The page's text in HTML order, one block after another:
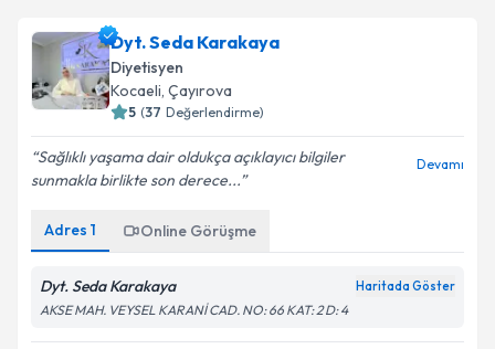
takvim hazırlandığında e-posta ile bilgilendireceğiz.
E-posta Adresiniz
kapsamda işlenmesini kabul ediyorum.
Takvim Talebini Gönder
Dyt. Seda Karakaya
Diyetisyen
Kocaeli, Çayırova
5 (37 Değerlendirme)
Sağlıklı yaşama dair oldukça açıklayıcı bilgiler
sunmakla birlikte son derece...
Devamı
Adres 1 Online Görüşme
Dyt. Seda Karakaya Haritada Göster
AKSE MAH. VEYSEL KARANİ CAD. NO: 66 KAT: 2 D: 4